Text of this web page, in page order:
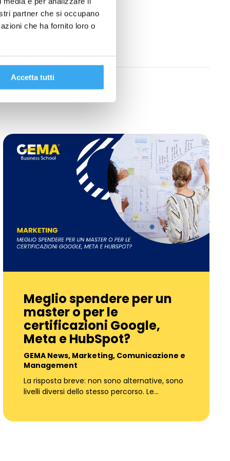
partner che si occupano
che ha fornito loro o
Accetta tutti
Meglio spendere per un
master o per le
certificazioni Google,
Meta e HubSpot?
GEMA News, Marketing, Comunicazione e
Management
La risposta breve: non sono alternative, sono
livelli diversi dello stesso percorso. Le…